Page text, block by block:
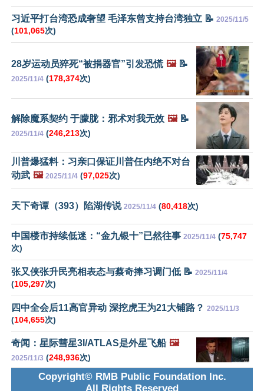
习近平打台湾恐成奢望 毛泽东曾支持台湾独立 📝 2025/11/5
(101,065次)
28岁运动员猝死“被捐器官”引发恐慌 🖼️📝
2025/11/4 (178,374次)
解除魔系契约 于朦胧：邪术对我无效 🖼️📝
2025/11/4 (246,213次)
川普爆猛料：习亲口保证川普任内绝不对台
动武 🖼️ 2025/11/4 (97,025次)
天下奇谭（393）陷湖传说 2025/11/4 (80,418次)
中国楼市持续低迷：“金九银十”已然往事 2025/11/4 (75,747
次)
张又侠张升民亮相表态与蔡奇捧习调门低 📝 2025/11/4
(105,297次)
四中全会后11高官异动 深挖虎王为21大铺路？ 2025/11/3
(104,655次)
奇闻：星际彗星3I/ATLAS是外星飞船 🖼️
2025/11/3 (248,936次)
Copyright© RMB Public Foundation Inc.
All Rights Reserved